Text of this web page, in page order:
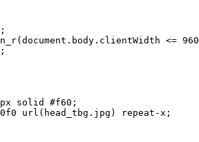
<=
solid #f60;
url(head_tbg.jpg) repeat-x;